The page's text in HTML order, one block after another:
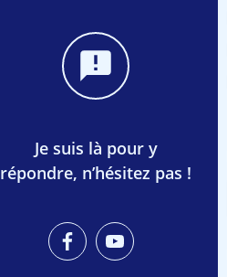
Je suis là pour y
répondre, n’hésitez pas !